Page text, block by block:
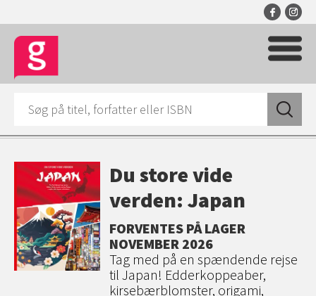
Du store vide
verden: Japan
FORVENTES PÅ LAGER
NOVEMBER 2026
Tag med på en spændende rejse
til Japan! Edderkoppeaber,
kirsebærblomster, origami,